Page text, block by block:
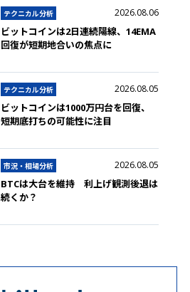
テクニカル分析 2026.08.06
ビットコインは2日連続陽線、14EMA
回復が短期地合いの焦点に
テクニカル分析 2026.08.05
ビットコインは1000万円台を回復、
短期底打ちの可能性に注目
市況・相場分析 2026.08.05
BTCは大台を維持 利上げ観測後退は
続くか？